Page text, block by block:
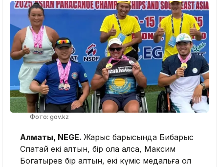
Фото: gov.kz
Алматы, NEGE. Жарыс барысында Бибарыс
Спатай екі алтын, бір қола алса, Максим
Богатырев бір алтын, екі күміс медальға қол